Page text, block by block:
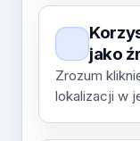
jako
Zrozum
lokalizacji w